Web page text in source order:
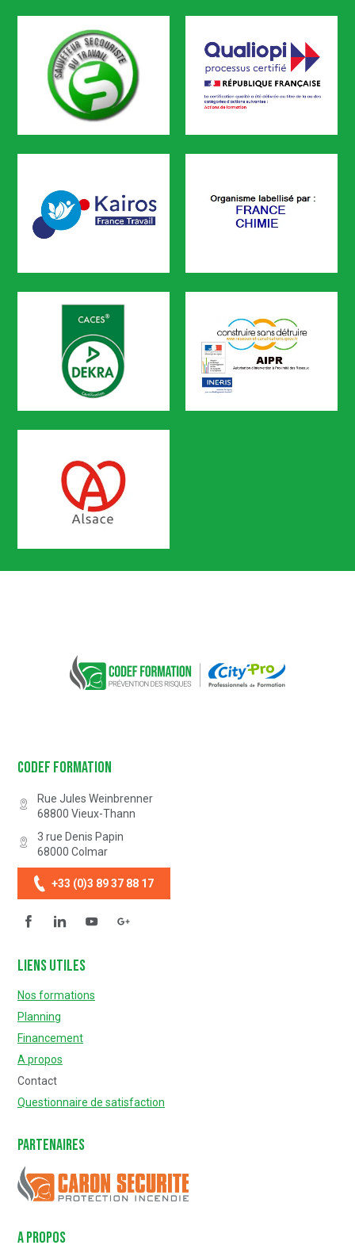
SST Qualiopi
KAIROS FRANCE CHIMIE
CACES AIPR
Certification n° 5619
Partenaire Marque Alsace
Codef Formation
Rue Jules Weinbrenner
68800 Vieux-Thann
3 rue Denis Papin
68000 Colmar
+33 (0)3 89 37 88 17
FacebookLinkedinYouTube
Liens utiles
Nos formations
Planning
Financement
A propos
Contact
Questionnaire de satisfaction
Partenaires
Caron Sécurité
A PROPOS